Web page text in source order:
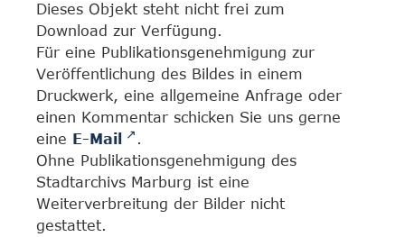
Dieses Objekt steht nicht frei zum
Download zur Verfügung.
Für eine Publikationsgenehmigung zur
Veröffentlichung des Bildes in einem
Druckwerk, eine allgemeine Anfrage oder
einen Kommentar schicken Sie uns gerne
eine E-Mail
.
Ohne Publikationsgenehmigung des
Stadtarchivs Marburg ist eine
Weiterverbreitung der Bilder nicht
gestattet.